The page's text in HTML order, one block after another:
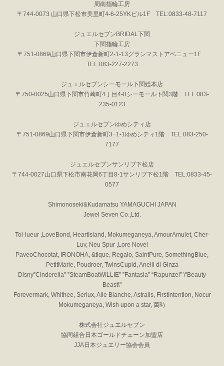
周南指輪工房
〒744-0073 山口県下松市美里町4-6-25YKビル1F TEL:0833-48-7117
ジュエルセブンBRIDAL下関
下関指輪工房
〒751-0869山口県下関市伊倉新町2-1-13グランマストアベニュー1F
TEL:083-227-2273
ジュエルセブンシーモール下関総本店
〒750-0025山口県下関市竹崎町4丁目4-8シーモール下関3階 TEL:083-
235-0123
ジュエルセブンゆめシティ店
〒751-0869山口県下関市伊倉新町3−1-1ゆめシティ1階 TEL:083-250-
7177
ジュエルセブンサンリブ下松店
〒744-0027山口県下松市南花岡6丁目8-1サンリブ下松1階 TEL:0833-45-
0577
Shimonoseki&Kudamatsu YAMAGUCHI JAPAN
Jewel Seven Co.,Ltd.
Toi-lueur ,LoveBond, HeartIsland, Mokumeganeya, AmourAmulet, Cher-
Luv, Neu Spur ,Lore Novel
PaveoChocotat, IRONOHA, &tique, Regalo, SaintPure, SomethingBlue,
PetitMarie, Poudroer, TwinsCupid, Anelli di Ginza
Disny”Cinderella” ”SteamBoatWILLIE” ”Fantasia” “Rapunzel” \"Beauty
Beast\"
Forevermark, Whithee, Seriux, Alie Blanche, Astralis, FirstIntention, Nocur
Mokumeganeya, Wish upon a star, 萬時
株式会社ジュエルセブン
協同組合日本ゴールドチェーン加盟店
JJA日本ジュエリー協会会員